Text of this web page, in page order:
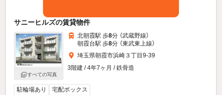
サニーヒルズの賃貸物件
すべての写真
北朝霞駅 歩8分 （武蔵野線）
朝霞台駅 歩8分 （東武東上線）
埼玉県朝霞市浜崎３丁目9-39
3階建 / 4年7ヶ月 / 鉄骨造
駐輪場あり 宅配ボックス